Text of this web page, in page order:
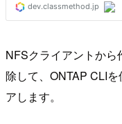
NFSクライアントか
除して、ONTAP CLI
アします。